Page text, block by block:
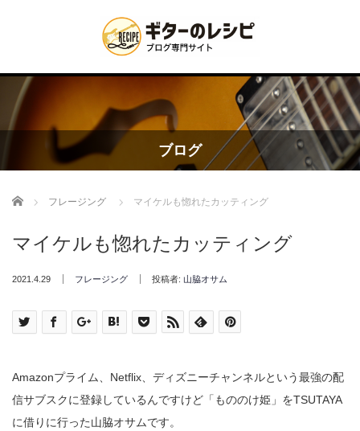
ブログ
Home フレージング マイケルも惚れたカッティング
マイケルも惚れたカッティング
2021.4.29 フレージング 投稿者: 山脇オサム
Amazonプライム、Netflix、ディズニーチャンネルという最強の配
信サブスクに登録しているんですけど「もののけ姫」をTSUTAYA
に借りに行った山脇オサムです。